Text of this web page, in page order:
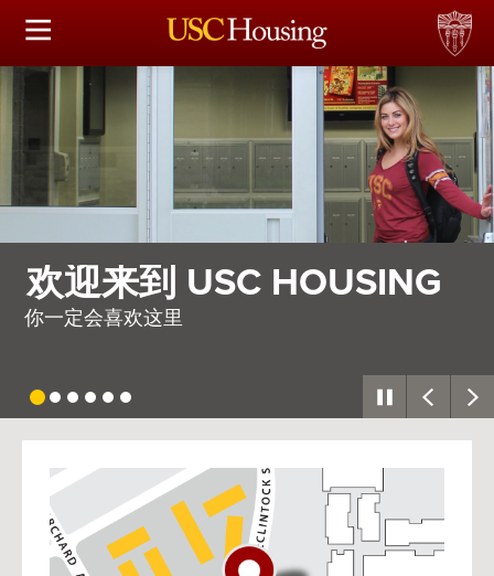
住房选择
财务实事资讯
会议资讯
常见问题解答
需要整个村庄
USC
Housing
G
o
t
o